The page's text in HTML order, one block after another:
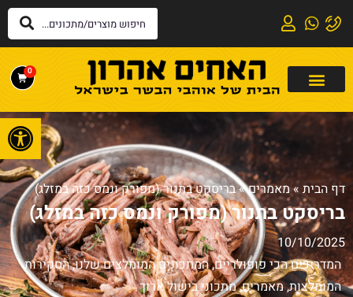
0
דף הבית »מאמרים»בריסקט בתנור (מפורק ונמס כזה במזלג)
בריסקט בתנור (מפורק ונמס כזה במזלג)
10/10/2025
המדריכים הכי פופולריים,המתכונים המומלצים שלנו,הסקירות
המומלצות,מאמרים,מתכוני בישול ארוך